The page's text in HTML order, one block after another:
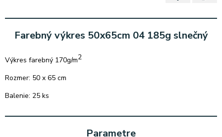
Farebný výkres 50x65cm 04 185g slnečný
Výkres farebný 170g/m2
Rozmer: 50 x 65 cm
Balenie: 25 ks
Parametre